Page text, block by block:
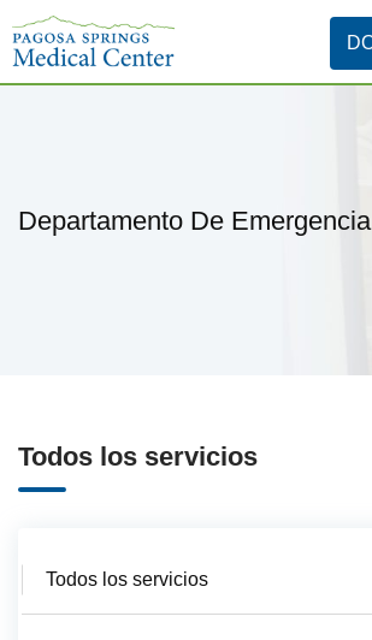
Departamento De Emergencia
Todos los servicios
Todos los servicios